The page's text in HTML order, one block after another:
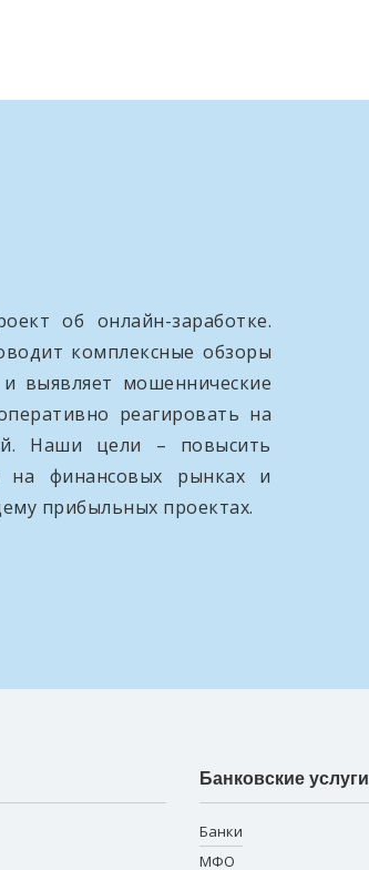
об онлайн-заработке.
комплексные обзоры
выявляет мошеннические
реагировать на
Наши цели – повысить
на финансовых рынках и
прибыльных проектах.
Банковские услуги
Банки
МФО